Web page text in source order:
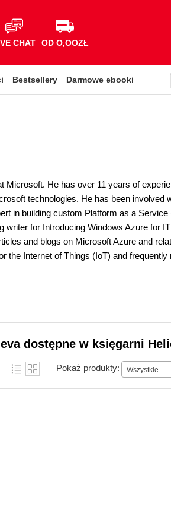
CHAT OD O,OOZŁ
Bestsellery Darmowe ebooki
Microsoft. He has over 11 years of
technologies. He has been involved
in building custom Platform as a
writer for Introducing Windows Azure for
and blogs on Microsoft Azure and
the Internet of Things (IoT) and
dostępne w księgarni
Pokaż produkty: Wszystkie